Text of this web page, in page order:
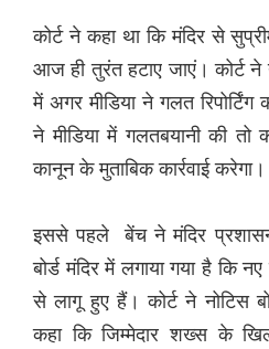
कोर्ट ने कहा था कि मंदिर से
आज ही तुरंत हटाए जाएं। कोर्ट ने
में अगर मीडिया ने गलत
ने मीडिया में गलतबयानी की तो
कानून के मुताबिक कार्रवाई करेगा।
इससे पहले बेंच ने मंदिर
बोर्ड मंदिर में लगाया गया है कि
से लागू हुए हैं। कोर्ट ने नोटिस
कहा कि जिम्मेदार शख्स के